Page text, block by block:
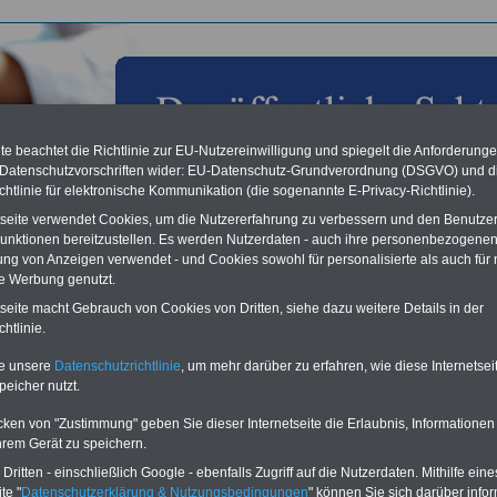
der Bundeswehrreform: Heesen: Eigenständige
05.07.2011
Dienst
und sparen:
beachtet die Richtlinie zur EU-Nutzereinwilligung und spiegelt die
wider: EU-Datenschutz-Grundverordnung (DSGVO) und
für elektronische Kommunikation (die sogenannte E-Privacy-Richtlinie).
verwendet Cookies, um die Nutzererfahrung zu verbessern und den
bereitzustellen. Es werden Nutzerdaten - auch ihre
von Anzeigen verwendet - und Cookies sowohl für personalisierte als auch für
Werbung genutzt.
macht Gebrauch von Cookies von Dritten, siehe dazu weitere Details in der
unsere Datenschutzrichtlinie , um mehr darüber zu erfahren, wie diese
nutzt.
von "Zustimmung" geben Sie dieser Internetseite die Erlaubnis,
Gerät zu speichern.
- einschließlich Google - ebenfalls Zugriff auf die Nutzerdaten. Mithilfe
"Datenschutzerklärung & Nutzungsbedingungen" können Sie sich darüber